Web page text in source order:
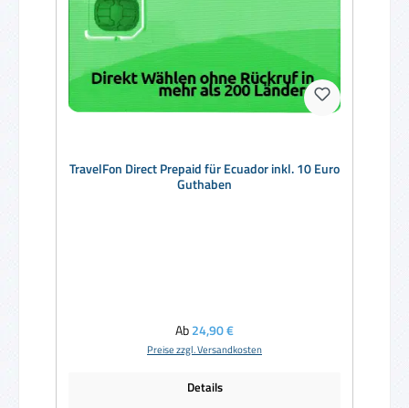
TravelFon Direct Prepaid für Ecuador inkl. 10 Euro
Guthaben
Regulärer Preis:
Ab24,90 €
Preise zzgl. Versandkosten
Details